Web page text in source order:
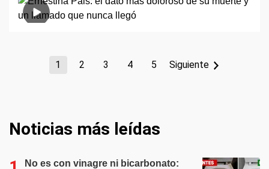
1 2 3 4 5 Siguiente
Noticias más leídas
No es con vinagre ni bicarbonato: